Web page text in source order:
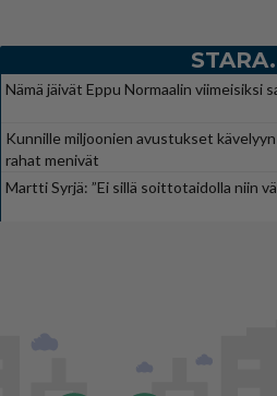
Nämä jäivät Eppu Normaalin viimeisiksi
Kunnille miljoonien avustukset
rahat menivät
Martti Syrjä: ”Ei sillä soittotaidolla niin